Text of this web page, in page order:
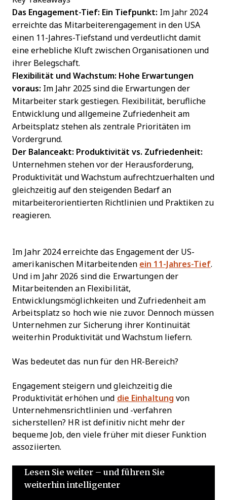
Das Engagement-Tief: Ein Tiefpunkt: Im Jahr 2024
erreichte das Mitarbeiterengagement in den USA
einen 11-Jahres-Tiefstand und verdeutlicht damit
eine erhebliche Kluft zwischen Organisationen und
ihrer Belegschaft.
Flexibilität und Wachstum: Hohe Erwartungen
voraus: Im Jahr 2025 sind die Erwartungen der
Mitarbeiter stark gestiegen. Flexibilität, berufliche
Entwicklung und allgemeine Zufriedenheit am
Arbeitsplatz stehen als zentrale Prioritäten im
Vordergrund.
Der Balanceakt: Produktivität vs. Zufriedenheit:
Unternehmen stehen vor der Herausforderung,
Produktivität und Wachstum aufrechtzuerhalten und
gleichzeitig auf den steigenden Bedarf an
mitarbeiterorientierten Richtlinien und Praktiken zu
reagieren.
Im Jahr 2024 erreichte das Engagement der US-
amerikanischen Mitarbeitenden ein 11-Jahres-Tief.
Und im Jahr 2026 sind die Erwartungen der
Mitarbeitenden an Flexibilität,
Entwicklungsmöglichkeiten und Zufriedenheit am
Arbeitsplatz so hoch wie nie zuvor. Dennoch müssen
Unternehmen zur Sicherung ihrer Kontinuität
weiterhin Produktivität und Wachstum liefern.
Was bedeutet das nun für den HR-Bereich?
Engagement steigern und gleichzeitig die
Produktivität erhöhen und die Einhaltung von
Unternehmensrichtlinien und -verfahren
sicherstellen? HR ist definitiv nicht mehr der
bequeme Job, den viele früher mit dieser Funktion
assoziierten.
Lesen Sie weiter – und führen Sie
weiterhin intelligenter